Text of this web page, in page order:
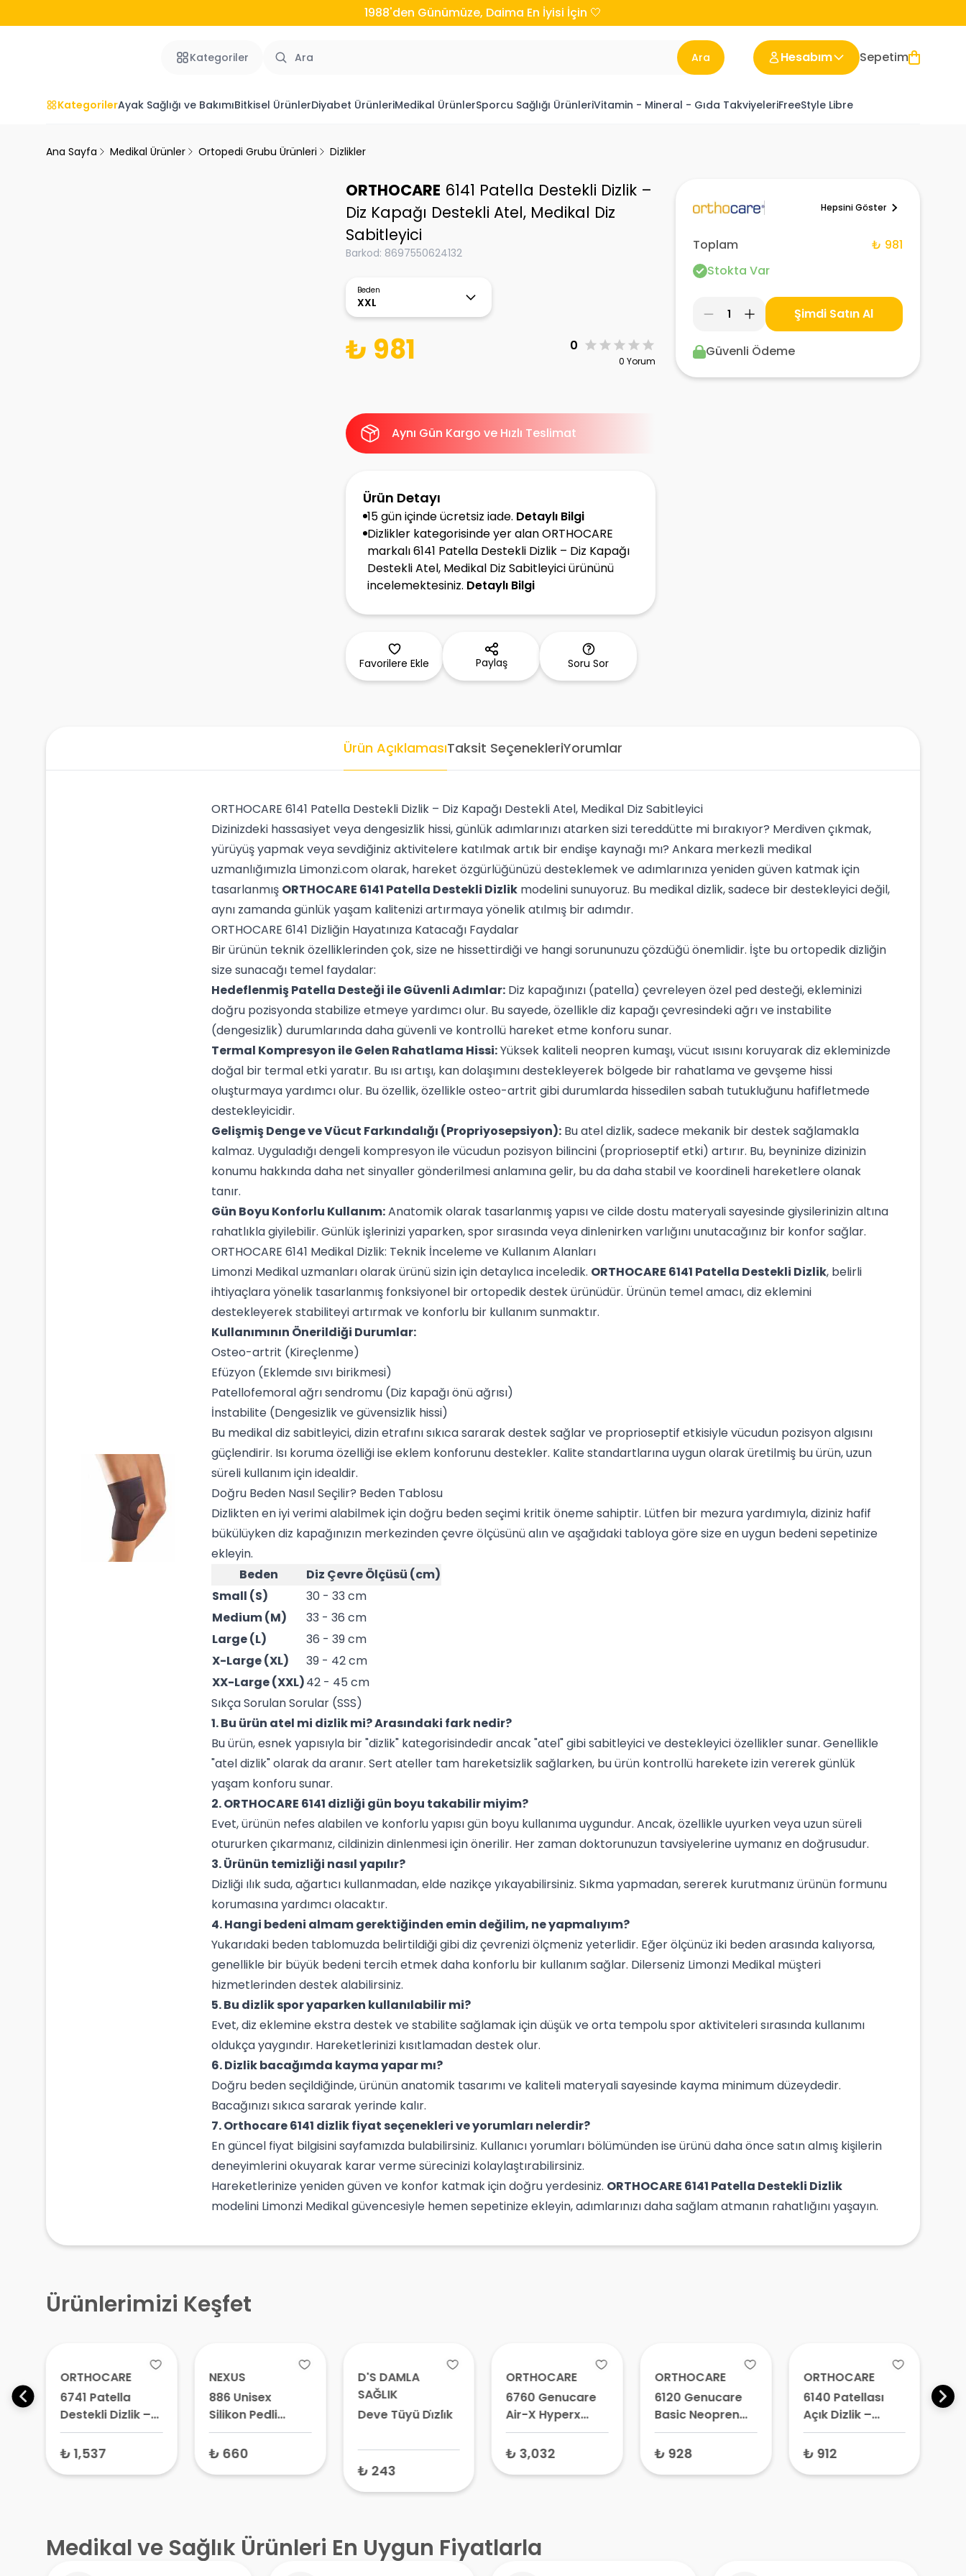
1988'den Günümüze, Daima En İyisi İçin 🤍
Kategoriler Ara Hesabım Sepetim
KategorilerAyak Sağlığı ve BakımıBitkisel ÜrünlerDiyabet ÜrünleriMedikal ÜrünlerSporcu Sağlığı ÜrünleriVitamin - Mineral - Gıda TakviyeleriFreeStyle Libre
Ana Sayfa Medikal Ürünler Ortopedi Grubu Ürünleri Dizlikler
ORTHOCARE 6141 Patella Destekli Dizlik –
Diz Kapağı Destekli Atel, Medikal Diz
Sabitleyici
Barkod: 8697550624132
Beden
XXL
₺ 981 0
0 Yorum
Aynı Gün Kargo ve Hızlı Teslimat
Ürün Detayı
15 gün içinde ücretsiz iade. Detaylı Bilgi
Dizlikler kategorisinde yer alan ORTHOCARE
markalı 6141 Patella Destekli Dizlik – Diz Kapağı
Destekli Atel, Medikal Diz Sabitleyici ürününü
incelemektesiniz. Detaylı Bilgi
Favorilere Ekle Paylaş Soru Sor
Hepsini Göster
Toplam
₺ 981
Stokta Var
1 Şimdi Satın Al
Güvenli Ödeme
Ürün AçıklamasıTaksit SeçenekleriYorumlar
ORTHOCARE 6141 Patella Destekli Dizlik – Diz Kapağı Destekli Atel, Medikal Diz Sabitleyici
Dizinizdeki hassasiyet veya dengesizlik hissi, günlük adımlarınızı atarken sizi tereddütte mi bırakıyor? Merdiven çıkmak,
yürüyüş yapmak veya sevdiğiniz aktivitelere katılmak artık bir endişe kaynağı mı? Ankara merkezli medikal
uzmanlığımızla Limonzi.com olarak, hareket özgürlüğünüzü desteklemek ve adımlarınıza yeniden güven katmak için
tasarlanmış ORTHOCARE 6141 Patella Destekli Dizlik modelini sunuyoruz. Bu medikal dizlik, sadece bir destekleyici değil,
aynı zamanda günlük yaşam kalitenizi artırmaya yönelik atılmış bir adımdır.
ORTHOCARE 6141 Dizliğin Hayatınıza Katacağı Faydalar
Bir ürünün teknik özelliklerinden çok, size ne hissettirdiği ve hangi sorununuzu çözdüğü önemlidir. İşte bu ortopedik dizliğin
size sunacağı temel faydalar:
Hedeflenmiş Patella Desteği ile Güvenli Adımlar: Diz kapağınızı (patella) çevreleyen özel ped desteği, ekleminizi
doğru pozisyonda stabilize etmeye yardımcı olur. Bu sayede, özellikle diz kapağı çevresindeki ağrı ve instabilite
(dengesizlik) durumlarında daha güvenli ve kontrollü hareket etme konforu sunar.
Termal Kompresyon ile Gelen Rahatlama Hissi:Yüksek kaliteli neopren kumaşı, vücut ısısını koruyarak diz ekleminizde
doğal bir termal etki yaratır. Bu ısı artışı, kan dolaşımını destekleyerek bölgede bir rahatlama ve gevşeme hissi
oluşturmaya yardımcı olur. Bu özellik, özellikle osteo-artrit gibi durumlarda hissedilen sabah tutukluğunu hafifletmede
destekleyicidir.
Gelişmiş Denge ve Vücut Farkındalığı (Propriyosepsiyon): Bu atel dizlik, sadece mekanik bir destek sağlamakla
kalmaz. Uyguladığı dengeli kompresyon ile vücudun pozisyon bilincini (proprioseptif etki) artırır. Bu, beyninize dizinizin
konumu hakkında daha net sinyaller gönderilmesi anlamına gelir, bu da daha stabil ve koordineli hareketlere olanak
tanır.
Gün Boyu Konforlu Kullanım:Anatomik olarak tasarlanmış yapısı ve cilde dostu materyali sayesinde giysilerinizin altına
rahatlıkla giyilebilir. Günlük işlerinizi yaparken, spor sırasında veya dinlenirken varlığını unutacağınız bir konfor sağlar.
ORTHOCARE 6141 Medikal Dizlik: Teknik İnceleme ve Kullanım Alanları
Limonzi Medikal uzmanları olarak ürünü sizin için detaylıca inceledik. ORTHOCARE 6141 Patella Destekli Dizlik, belirli
ihtiyaçlara yönelik tasarlanmış fonksiyonel bir ortopedik destek ürünüdür. Ürünün temel amacı, diz eklemini
destekleyerek stabiliteyi artırmak ve konforlu bir kullanım sunmaktır.
Kullanımının Önerildiği Durumlar:
Osteo-artrit (Kireçlenme)
Efüzyon (Eklemde sıvı birikmesi)
Patellofemoral ağrı sendromu (Diz kapağı önü ağrısı)
İnstabilite (Dengesizlik ve güvensizlik hissi)
Bu medikal diz sabitleyici, dizin etrafını sıkıca sararak destek sağlar ve proprioseptif etkisiyle vücudun pozisyon algısını
güçlendirir. Isı koruma özelliği ise eklem konforunu destekler. Kalite standartlarına uygun olarak üretilmiş bu ürün, uzun
süreli kullanım için idealdir.
Doğru Beden Nasıl Seçilir? Beden Tablosu
Dizlikten en iyi verimi alabilmek için doğru beden seçimi kritik öneme sahiptir. Lütfen bir mezura yardımıyla, diziniz hafif
bükülüyken diz kapağınızın merkezinden çevre ölçüsünü alın ve aşağıdaki tabloya göre size en uygun bedeni sepetinize
ekleyin.
Beden
Diz Çevre Ölçüsü (cm)
Small (S)
30 - 33 cm
Medium (M)
33 - 36 cm
Large (L)
36 - 39 cm
X-Large (XL)
39 - 42 cm
XX-Large (XXL)42 - 45 cm
Sıkça Sorulan Sorular (SSS)
1. Bu ürün atel mi dizlik mi? Arasındaki fark nedir?
Bu ürün, esnek yapısıyla bir "dizlik" kategorisindedir ancak "atel" gibi sabitleyici ve destekleyici özellikler sunar. Genellikle
"atel dizlik" olarak da aranır. Sert ateller tam hareketsizlik sağlarken, bu ürün kontrollü harekete izin vererek günlük
yaşam konforu sunar.
2. ORTHOCARE 6141 dizliği gün boyu takabilir miyim?
Evet, ürünün nefes alabilen ve konforlu yapısı gün boyu kullanıma uygundur. Ancak, özellikle uyurken veya uzun süreli
otururken çıkarmanız, cildinizin dinlenmesi için önerilir. Her zaman doktorunuzun tavsiyelerine uymanız en doğrusudur.
3. Ürünün temizliği nasıl yapılır?
Dizliği ılık suda, ağartıcı kullanmadan, elde nazikçe yıkayabilirsiniz. Sıkma yapmadan, sererek kurutmanız ürünün formunu
korumasına yardımcı olacaktır.
4. Hangi bedeni almam gerektiğinden emin değilim, ne yapmalıyım?
Yukarıdaki beden tablomuzda belirtildiği gibi diz çevrenizi ölçmeniz yeterlidir. Eğer ölçünüz iki beden arasında kalıyorsa,
genellikle bir büyük bedeni tercih etmek daha konforlu bir kullanım sağlar. Dilerseniz Limonzi Medikal müşteri
hizmetlerinden destek alabilirsiniz.
5. Bu dizlik spor yaparken kullanılabilir mi?
Evet, diz eklemine ekstra destek ve stabilite sağlamak için düşük ve orta tempolu spor aktiviteleri sırasında kullanımı
oldukça yaygındır. Hareketlerinizi kısıtlamadan destek olur.
6. Dizlik bacağımda kayma yapar mı?
Doğru beden seçildiğinde, ürünün anatomik tasarımı ve kaliteli materyali sayesinde kayma minimum düzeydedir.
Bacağınızı sıkıca sararak yerinde kalır.
7. Orthocare 6141 dizlik fiyat seçenekleri ve yorumları nelerdir?
En güncel fiyat bilgisini sayfamızda bulabilirsiniz. Kullanıcı yorumları bölümünden ise ürünü daha önce satın almış kişilerin
deneyimlerini okuyarak karar verme sürecinizi kolaylaştırabilirsiniz.
Hareketlerinize yeniden güven ve konfor katmak için doğru yerdesiniz. ORTHOCARE 6141 Patella Destekli Dizlik
modelini Limonzi Medikal güvencesiyle hemen sepetinize ekleyin, adımlarınızı daha sağlam atmanın rahatlığını yaşayın.
Ürünlerimizi Keşfet
ORTHOCARE
6741 Patella
Destekli Dizlik –
Diz Kapağı
Sabitleyici,
₺ 1,537
NEXUS
886 Unisex
Silikon Pedli
Patella Bandı
Standart Beden
₺ 660
D'S DAMLA
SAĞLIK
Deve Tüyü Di̇zli̇k
₺ 243
ORTHOCARE
6760 Genucare
Air-X Hyperx
Çelik Eklemli
Dizlik Siyah –
₺ 3,032
ORTHOCARE
6120 Genucare
Basic Neopren
Dizlik – Medikal
Dizlik, Ortopedik
₺ 928
ORTHOCARE
6140 Patellası
Açık Dizlik –
Medikal Diz
Desteği,
₺ 912
Medikal ve Sağlık Ürünleri En Uygun Fiyatlarla